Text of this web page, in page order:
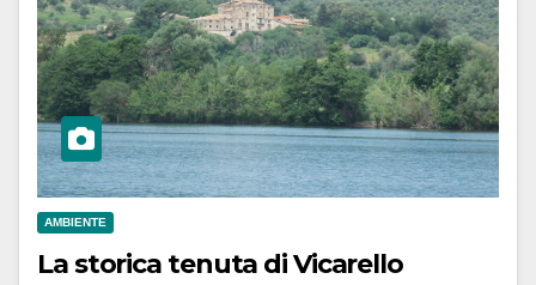
AMBIENTE
La storica tenuta di Vicarello